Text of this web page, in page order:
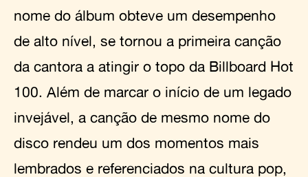
nome do álbum obteve um desempenho
de alto nível, se tornou a primeira canção
da cantora a atingir o topo da Billboard Hot
100. Além de marcar o início de um legado
invejável, a canção de mesmo nome do
disco rendeu um dos momentos mais
lembrados e referenciados na cultura pop,